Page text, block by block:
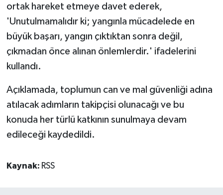
ortak hareket etmeye davet ederek,
'Unutulmamalıdır ki; yangınla mücadelede en
büyük başarı, yangın çıktıktan sonra değil,
çıkmadan önce alınan önlemlerdir.' ifadelerini
kullandı.
Açıklamada, toplumun can ve mal güvenliği adına
atılacak adımların takipçisi olunacağı ve bu
konuda her türlü katkının sunulmaya devam
edileceği kaydedildi.
Kaynak: RSS